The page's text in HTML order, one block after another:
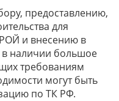
предоставлению,
для
и внесению в
наличии большое
требованиям
могут быть
по ТК РФ.